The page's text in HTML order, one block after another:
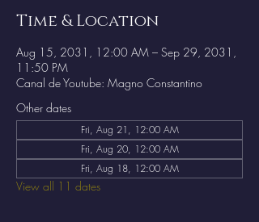
Time & Location
Aug 15, 2031, 12:00 AM – Sep 29, 2031,
11:50 PM
Canal de Youtube: Magno Constantino
Other dates
Fri, Aug 21, 12:00 AM
Fri, Aug 20, 12:00 AM
Fri, Aug 18, 12:00 AM
View all 11 dates